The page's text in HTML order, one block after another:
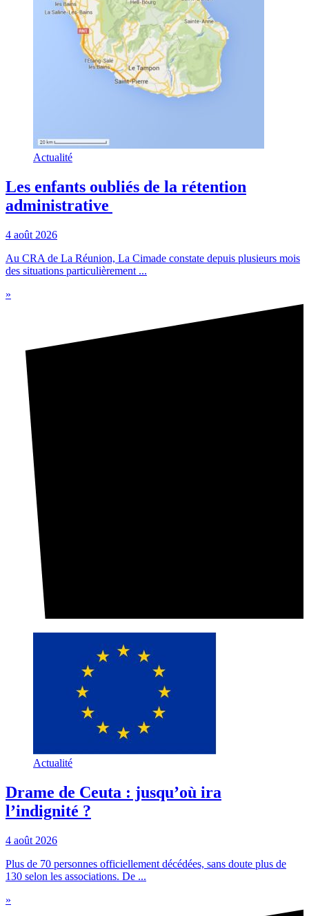
Actualité
Les enfants oubliés de la rétention
administrative
4 août 2026
Au CRA de La Réunion, La Cimade constate depuis plusieurs mois
des situations particulièrement ...
»
Actualité
Drame de Ceuta : jusqu’où ira
l’indignité ?
4 août 2026
Plus de 70 personnes officiellement décédées, sans doute plus de
130 selon les associations. De ...
»